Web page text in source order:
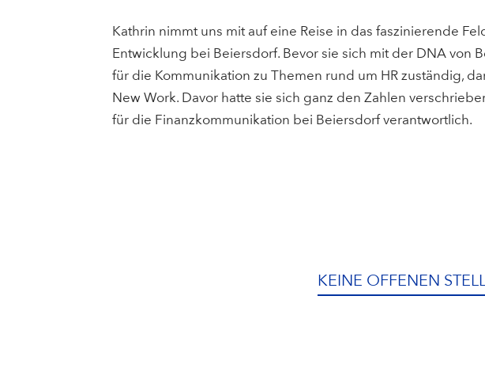
Kathrin nimmt uns mit auf eine Reise in das faszinierende
Entwicklung bei Beiersdorf. Bevor sie sich mit der DNA von
für die Kommunikation zu Themen rund um HR zuständig,
New Work. Davor hatte sie sich ganz den Zahlen
für die Finanzkommunikation bei Beiersdorf verantwortlich.
KEINE OFFENEN